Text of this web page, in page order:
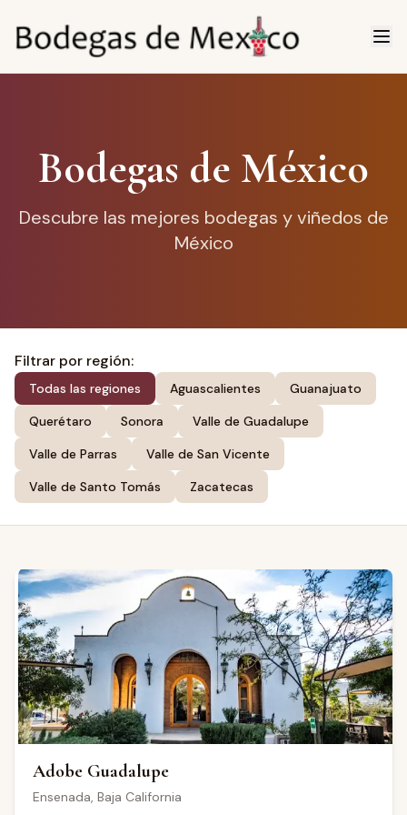
Bodegas de México
Descubre las mejores bodegas y viñedos de
México
Filtrar por región:
Todas las regiones Aguascalientes
Guanajuato
Querétaro
Sonora
Valle de Guadalupe
Valle de Parras
Valle de San Vicente
Valle de Santo Tomás
Zacatecas
Adobe Guadalupe
Ensenada, Baja California